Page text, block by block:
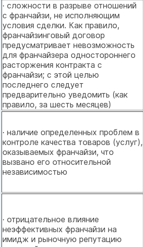
· сложности в разрыве отношений
с франчайзи, не исполняющим
условия сделки. Как правило,
франчайзинговый договор
предусматривает невозможность
для франчайзера одностороннего
расторжения контракта с
франчайзи; с этой целью
последнего следует
предварительно уведомить (как
правило, за шесть месяцев)
· наличие определенных проблем в
контроле качества товаров (услуг),
оказываемых франчайзи, что
вызвано его относительной
независимостью
· отрицательное влияние
неэффективных франчайзи на
имидж и рыночную репутацию